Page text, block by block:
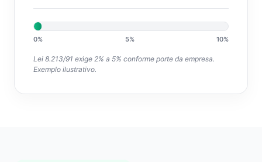
0% 5% 10%
Lei 8.213/91 exige 2% a 5% conforme porte da empresa.
Exemplo ilustrativo.